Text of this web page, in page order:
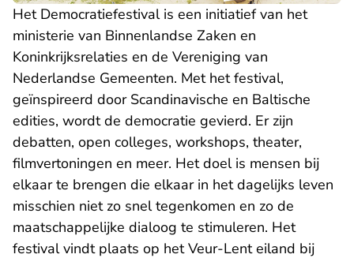
Het Democratiefestival is een initiatief van het
ministerie van Binnenlandse Zaken en
Koninkrijksrelaties en de Vereniging van
Nederlandse Gemeenten. Met het festival,
geïnspireerd door Scandinavische en Baltische
edities, wordt de democratie gevierd. Er zijn
debatten, open colleges, workshops, theater,
filmvertoningen en meer. Het doel is mensen bij
elkaar te brengen die elkaar in het dagelijks leven
misschien niet zo snel tegenkomen en zo de
maatschappelijke dialoog te stimuleren. Het
festival vindt plaats op het Veur-Lent eiland bij